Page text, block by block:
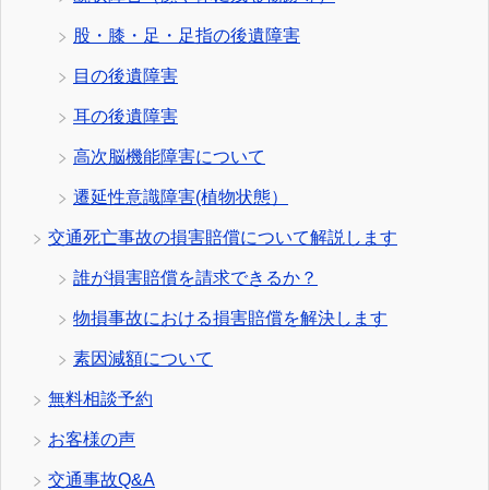
股・膝・足・足指の後遺障害
目の後遺障害
耳の後遺障害
高次脳機能障害について
遷延性意識障害(植物状態）
交通死亡事故の損害賠償について解説します
誰が損害賠償を請求できるか？
物損事故における損害賠償を解決します
素因減額について
無料相談予約
お客様の声
交通事故Q&A